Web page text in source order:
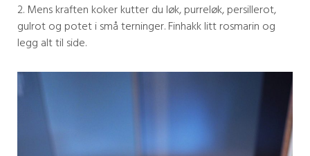
2. Mens kraften koker kutter du løk, purreløk, persillerot,
gulrot og potet i små terninger. Finhakk litt rosmarin og
legg alt til side.